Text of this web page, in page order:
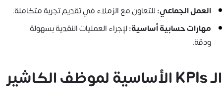
العمل الجماعي:للتعاون مع الزملاء في تقديم تجربة متكاملة.
مهارات حسابية أساسية:لإجراء العمليات النقدية بسهولة
ودقة.
الـ KPIs الأساسية لموظف الكاشير